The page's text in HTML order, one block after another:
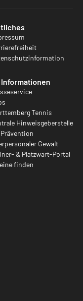
Informationen
Tennis
Hinweisgeberstelle
Gewalt
& Platzwart-Portal
finden